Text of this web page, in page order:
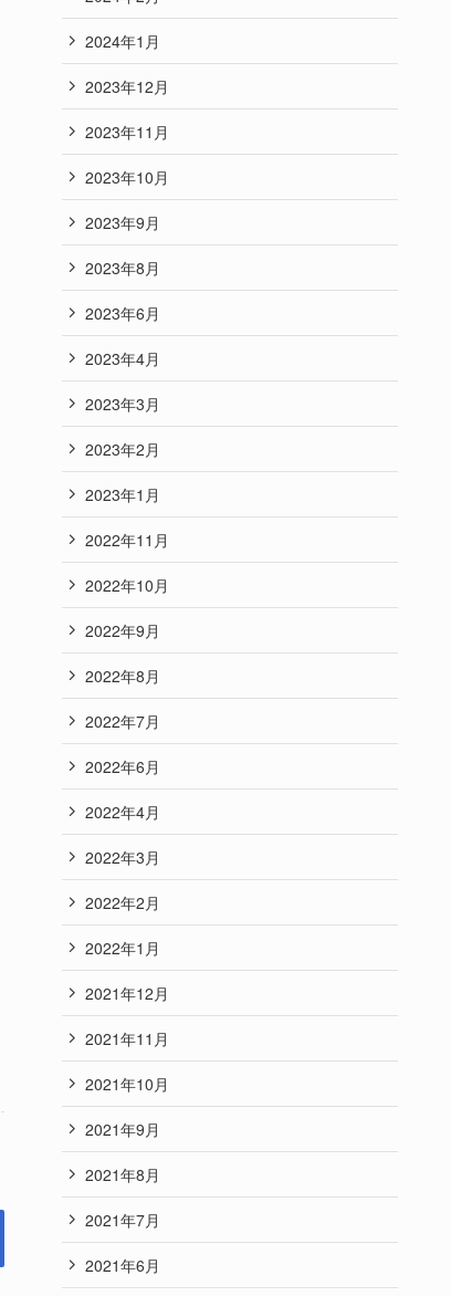
2024年1月
2023年12月
2023年11月
2023年10月
2023年9月
2023年8月
2023年6月
2023年4月
2023年3月
2023年2月
2023年1月
2022年11月
2022年10月
2022年9月
2022年8月
2022年7月
2022年6月
2022年4月
2022年3月
2022年2月
2022年1月
2021年12月
2021年11月
2021年10月
2021年9月
2021年8月
2021年7月
2021年6月